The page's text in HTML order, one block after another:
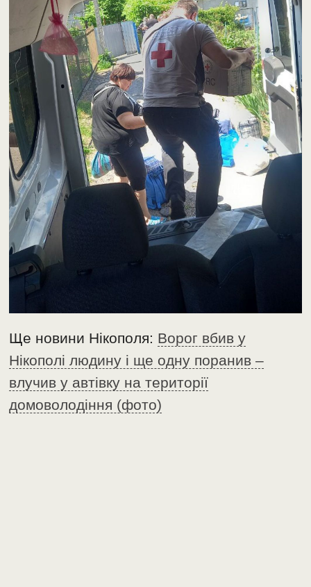
Ще новини Нікополя: Ворог вбив у
Нікополі людину і ще одну поранив –
влучив у автівку на території
домоволодіння (фото)